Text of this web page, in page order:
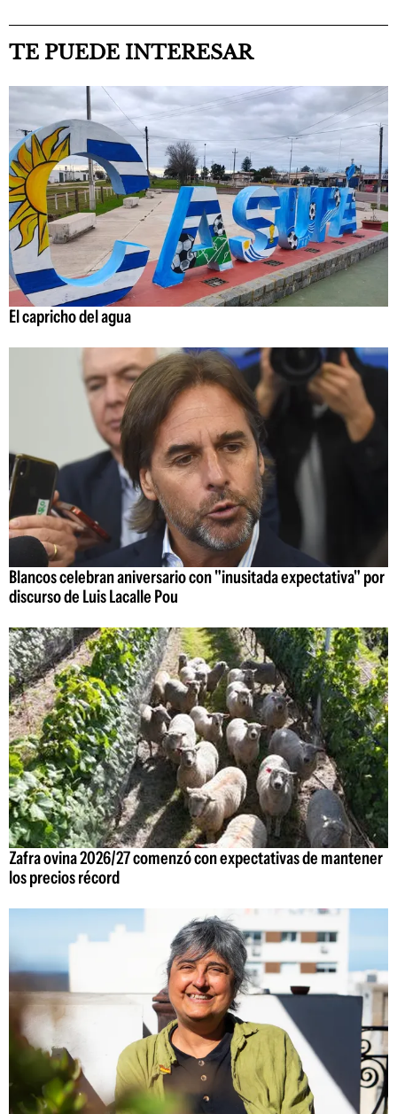
TE PUEDE INTERESAR
El capricho del agua
Blancos celebran aniversario con "inusitada expectativa" por
discurso de Luis Lacalle Pou
Zafra ovina 2026/27 comenzó con expectativas de mantener
los precios récord